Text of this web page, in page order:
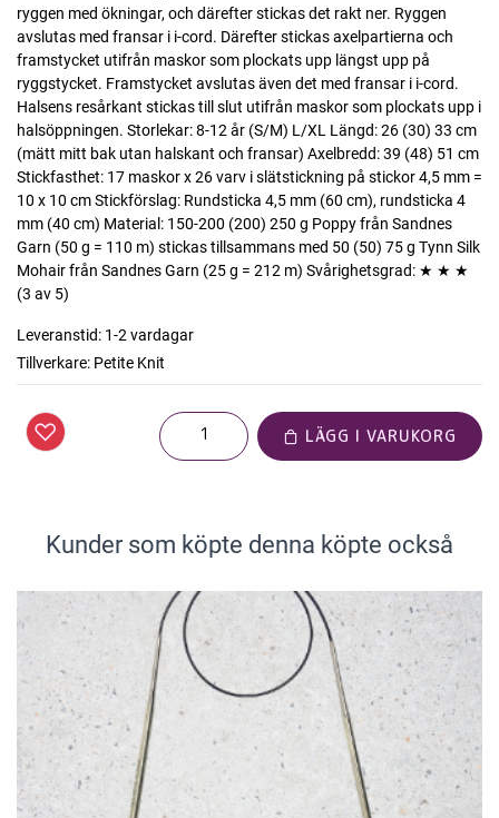
ryggen med ökningar, och därefter stickas det rakt ner. Ryggen
avslutas med fransar i i-cord. Därefter stickas axelpartierna och
framstycket utifrån maskor som plockats upp längst upp på
ryggstycket. Framstycket avslutas även det med fransar i i-cord.
Halsens resårkant stickas till slut utifrån maskor som plockats upp i
halsöppningen. Storlekar: 8-12 år (S/M) L/XL Längd: 26 (30) 33 cm
(mätt mitt bak utan halskant och fransar) Axelbredd: 39 (48) 51 cm
Stickfasthet: 17 maskor x 26 varv i slätstickning på stickor 4,5 mm =
10 x 10 cm Stickförslag: Rundsticka 4,5 mm (60 cm), rundsticka 4
mm (40 cm) Material: 150-200 (200) 250 g Poppy från Sandnes
Garn (50 g = 110 m) stickas tillsammans med 50 (50) 75 g Tynn Silk
Mohair från Sandnes Garn (25 g = 212 m) Svårighetsgrad: ★ ★ ★
(3 av 5)
Leveranstid: 1-2 vardagar
Tillverkare: Petite Knit
LÄGG I VARUKORG
Kunder som köpte denna köpte också